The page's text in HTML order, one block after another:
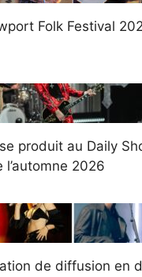
Folk Festival
produit au Daily
2026
de diffusion en